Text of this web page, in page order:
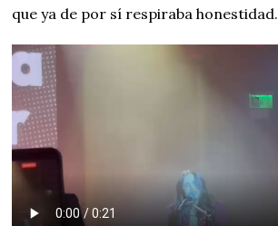
que ya de por sí respiraba honestidad.